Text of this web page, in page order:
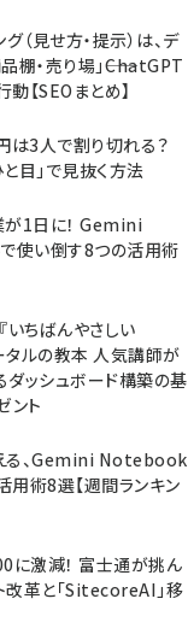
（見せ方・提示）は、デ
棚・売り場」――ChatGPT
【SEOまとめ】
は3人で割り切れる？
目」で見抜く方法
1日に！ Gemini
使い倒す8つの活用術
ちばんやさしい
ルの教本 人気講師が
ッシュボード構築の基
ント
る、Gemini Notebook
用術8選【週間ランキン
に激減！ 富士通が挑ん
改革と「SitecoreAI」移